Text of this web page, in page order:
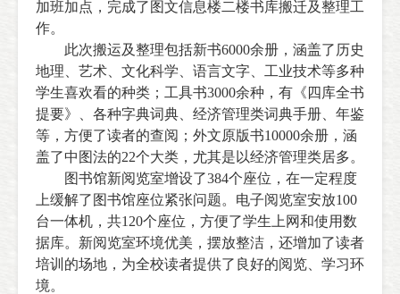
加班加点，完成了图文信息楼二楼书库搬迁及整理工
作。
此次搬运及整理包括新书6000余册，涵盖了历史
地理、艺术、文化科学、语言文字、工业技术等多种
学生喜欢看的种类；工具书3000余种，有《四库全书
提要》、各种字典词典、经济管理类词典手册、年鉴
等，方便了读者的查阅；外文原版书10000余册，涵
盖了中图法的22个大类，尤其是以经济管理类居多。
图书馆新阅览室增设了384个座位，在一定程度
上缓解了图书馆座位紧张问题。电子阅览室安放100
台一体机，共120个座位，方便了学生上网和使用数
据库。新阅览室环境优美，摆放整洁，还增加了读者
培训的场地，为全校读者提供了良好的阅览、学习环
境。